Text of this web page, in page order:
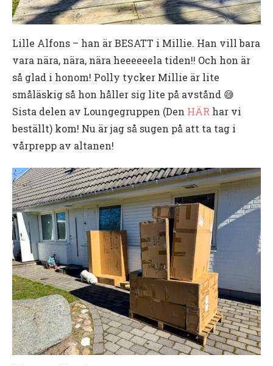
Lille Alfons – han är BESATT i Millie. Han vill bara
vara nära, nära, nära heeeeeela tiden!! Och hon är
så glad i honom! Polly tycker Millie är lite
småläskig så hon håller sig lite på avstånd 😅
Sista delen av Loungegruppen (Den HÄR har vi
beställt) kom! Nu är jag så sugen på att ta tag i
vårprepp av altanen!